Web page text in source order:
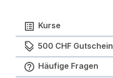
Kurse
500 CHF Gutschein
Häufige Fragen